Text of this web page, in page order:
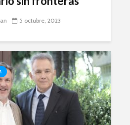
5 octubre, 2023